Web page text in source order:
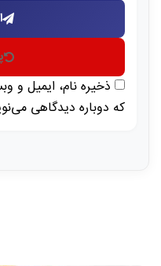
ذخیره نام، ایمیل و
که دوباره دیدگاهی